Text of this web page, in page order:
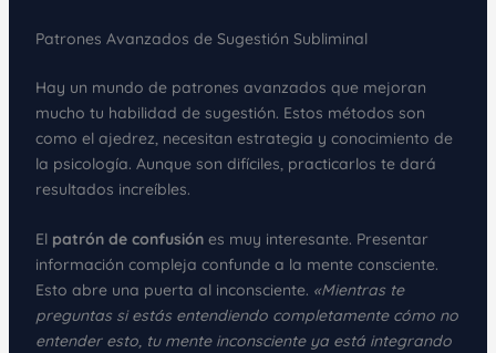
Patrones Avanzados de Sugestión Subliminal
Hay un mundo de patrones avanzados que mejoran
mucho tu habilidad de sugestión. Estos métodos son
como el ajedrez, necesitan estrategia y conocimiento de
la psicología. Aunque son difíciles, practicarlos te dará
resultados increíbles.
El patrón de confusiónes muy interesante. Presentar
información compleja confunde a la mente consciente.
Esto abre una puerta al inconsciente. «Mientras te
preguntas si estás entendiendo completamente cómo no
entender esto, tu mente inconsciente ya está integrando